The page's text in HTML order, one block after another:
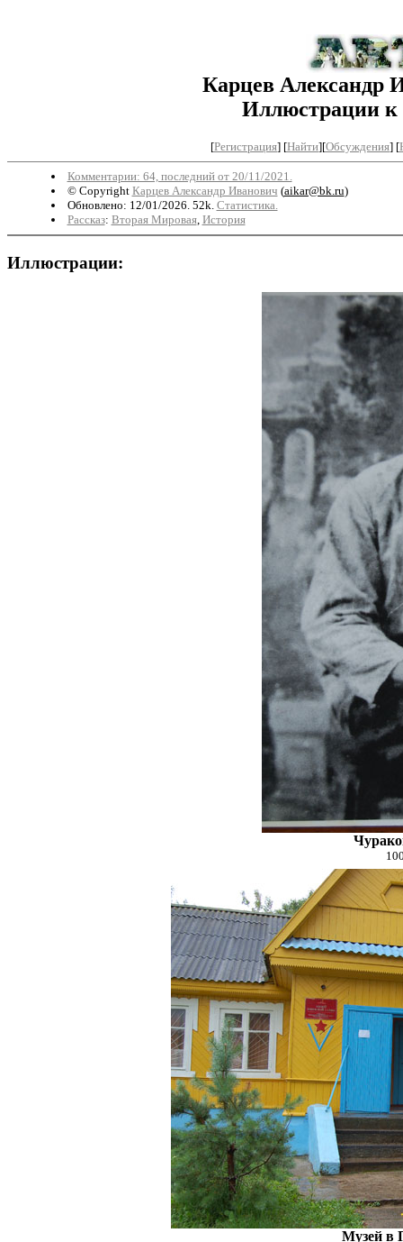
Карцев Александр
Иллюстрации
[Регистрация] [Найти][Обсуждения] [
Комментарии: 64, последний от 20/11/2021.
© Copyright Карцев Александр Иванович (aikar@bk.ru)
Обновлено: 12/01/2026. 52k. Статистика.
Рассказ: Вторая Мировая, История
Иллюстрации:
Музей в